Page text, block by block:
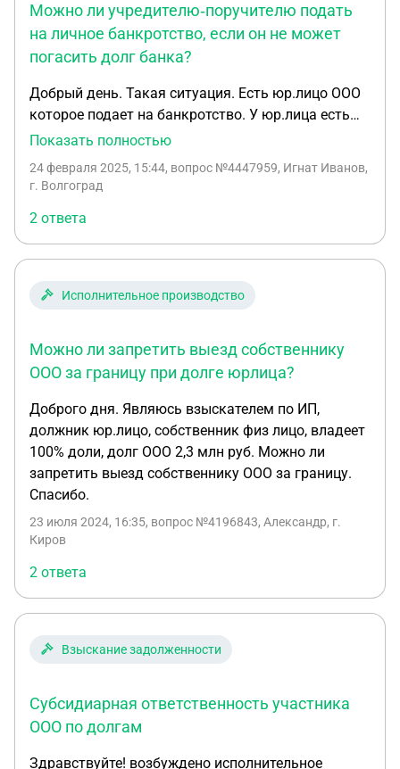
длительное отсутствие ген дира?
Можно ли учредителю‑поручителю подать
на личное банкротство, если он не может
погасить долг банка?
Добрый день. Такая ситуация. Есть юр.лицо ООО
которое подает на банкротство. У юр.лица есть
кредит в банке на сумму 3 000 000 рублей в
учредителей. Имущества у компании нет и не
учредителю. Вопрос в том состоит, что у данного
учредителя нет возможности выплатить данный
долг. Из имущества только доля в квартире.
Может ли учредитель подать на личное
банкротство, чтобы перестать быть
будет расценено как мошенничество с целью
ухода от долгов?
Показать полностью
24 февраля 2025, 15:44, вопрос №4447959, Игнат Иванов,
г. Волгоград
2 ответа
Исполнительное производство
Можно ли запретить выезд собственнику
ООО за границу при долге юрлица?
Доброго дня. Являюсь взыскателем по ИП,
должник юр.лицо, собственник физ лицо, владеет
100% доли, долг ООО 2,3 млн руб. Можно ли
запретить выезд собственнику ООО за границу.
Спасибо.
23 июля 2024, 16:35, вопрос №4196843, Александр, г.
Киров
2 ответа
Взыскание задолженности
Субсидиарная ответственность участника
ООО по долгам
Здравствуйте! возбуждено исполнительное